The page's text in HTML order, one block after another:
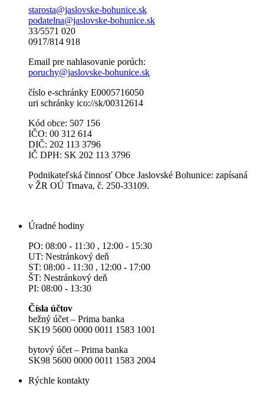
starosta@jaslovske-bohunice.sk
podatelna@jaslovske-bohunice.sk
33/5571 020
0917/814 918
Email pre nahlasovanie porúch:
poruchy@jaslovske-bohunice.sk
číslo e-schránky E0005716050
uri schránky ico://sk/00312614
Kód obce: 507 156
IČO: 00 312 614
DIČ: 202 113 3796
IČ DPH: SK 202 113 3796
Podnikateľská činnosť Obce Jaslovské Bohunice: zapísaná
v ŽR OÚ Trnava, č. 250-33109.
Úradné hodiny
PO: 08:00 - 11:30 , 12:00 - 15:30
UT: Nestránkový deň
ST: 08:00 - 11:30 , 12:00 - 17:00
ŠT: Nestránkový deň
PI: 08:00 - 13:30
Čísla účtov
bežný účet – Prima banka
SK19 5600 0000 0011 1583 1001
bytový účet – Prima banka
SK98 5600 0000 0011 1583 2004
Rýchle kontakty